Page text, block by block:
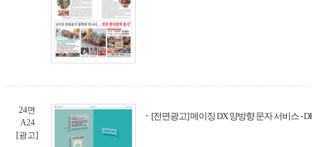
24면
A24
[광고]
[전면광고] 메이징 DX 양방향 문자 서비스 -